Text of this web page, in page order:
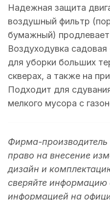
Надежная защита
воздушный фильтр
бумажный)
Воздуходувка
для уборки больших
скверах, а также на
Подходит для
мелкого мусора с
Фирма-производитель
право на внесение
дизайн и
сверяйте информацию
информацией на